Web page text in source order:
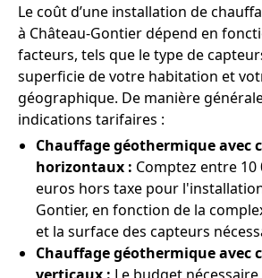
Le coût d’une installation de
à Château-Gontier dépend en
facteurs, tels que le type de
superficie de votre habitation et
géographique. De manière
indications tarifaires :
Chauffage géothermique avec
horizontaux : Comptez entre 10
euros hors taxe pour
Gontier, en fonction de la
et la surface des capteurs
Chauffage géothermique avec